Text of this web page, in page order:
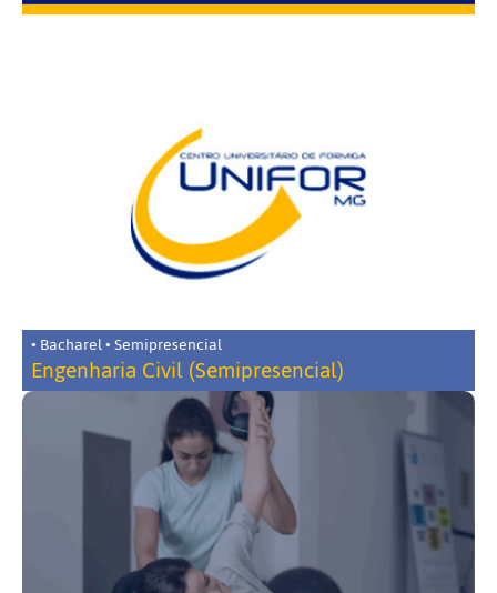
• Bacharel • Semipresencial
Engenharia Civil (Semipresencial)